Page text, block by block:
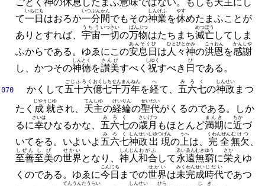
ごとく 神の休息 したまふ意味ではない。 もしも天主にし
て一
いち
日
にち
はおろか一
いつ
分間
ぷんかん
でもその神業
しんげふ
を休
やす
めたまふことが
ありとすれば、 宇宙
うちう
一切
いつさい
の万物
ばんぶつ
はたちまち滅亡
めつぼう
してしま
ふからである。 ゆゑにこの安息日
あんそくび
は人々
ひとびと
神
かみ
の洪恩
こうおん
を感謝
かんしや
し、 かつその神徳
しんとく
を讃美
さんび
すべく 祝
しゆく
すべき 日
ひ
である。
070 かくして五十六
ごじふろく
億
おく
七千万
しちせんまん
年
ねん
を経
へ
て、 五六七
みろく
の神政
しんせい
まつ
たく 成就
じやうじゆ
され、 天主
てんしゆ
の経綸
けいりん
の聖代
せいだい
がくるのである。
しか
るに幸
さいは
ひなるかな、 五六七
みろく
の歳月
さいげつ
もほとんど満期
まんき
に近
ちか
づ
いてをる。 いよいよ 五六七
みろく
神政
しんせい
出現
しゆつげん
の上
うへ
は、 完全
くわんぜん
無欠
むけつ
至善
しぜん
至美
しび
の世界
せかい
となり、 神人
しんじん
和合
わがふ
して永遠
ゑいゑん
無窮
むきゆう
に栄
さか
えゆ
くのである。 ゆゑに今日
こんにち
までの世界
せかい
は未完成
みくわんせい
時代
じだい
であつ
てんうん たうらい しんせい ひら じき